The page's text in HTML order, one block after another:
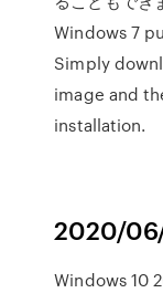
Windows 7
Simply
image and
installation.
2020/
Windows 10